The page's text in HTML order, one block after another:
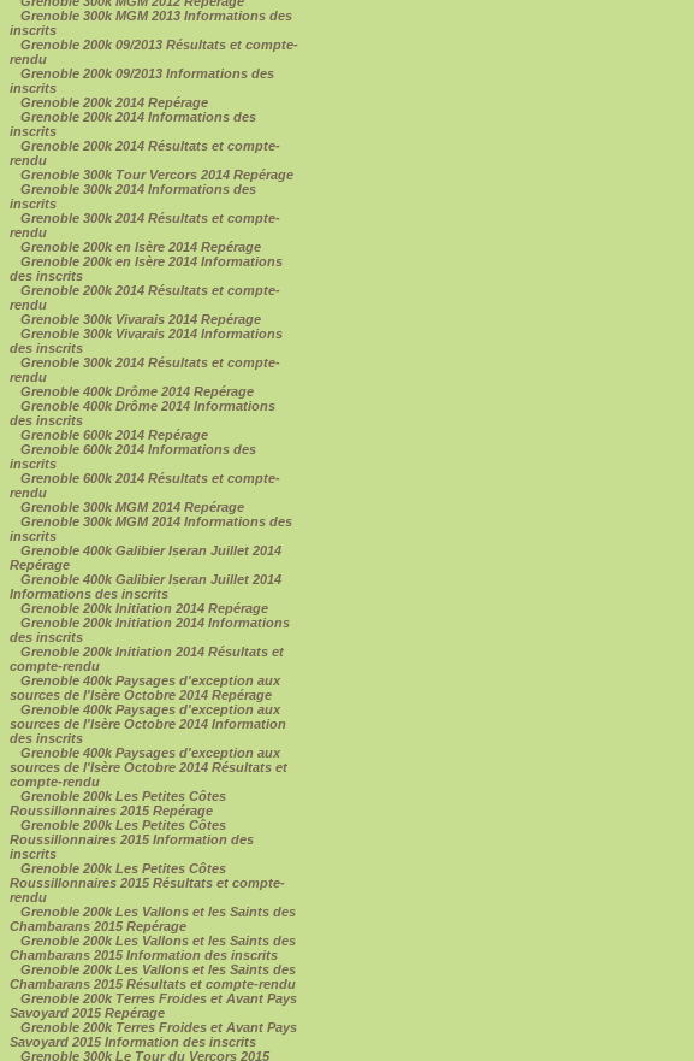
Grenoble 300k MGM 2013 Informations des
inscrits
Grenoble 200k 09/2013 Résultats et compte-
rendu
Grenoble 200k 09/2013 Informations des
inscrits
Grenoble 200k 2014 Repérage
Grenoble 200k 2014 Informations des
inscrits
Grenoble 200k 2014 Résultats et compte-
rendu
Grenoble 300k Tour Vercors 2014 Repérage
Grenoble 300k 2014 Informations des
inscrits
Grenoble 300k 2014 Résultats et compte-
rendu
Grenoble 200k en Isère 2014 Repérage
Grenoble 200k en Isère 2014 Informations
des inscrits
Grenoble 200k 2014 Résultats et compte-
rendu
Grenoble 300k Vivarais 2014 Repérage
Grenoble 300k Vivarais 2014 Informations
des inscrits
Grenoble 300k 2014 Résultats et compte-
rendu
Grenoble 400k Drôme 2014 Repérage
Grenoble 400k Drôme 2014 Informations
des inscrits
Grenoble 600k 2014 Repérage
Grenoble 600k 2014 Informations des
inscrits
Grenoble 600k 2014 Résultats et compte-
rendu
Grenoble 300k MGM 2014 Repérage
Grenoble 300k MGM 2014 Informations des
inscrits
Grenoble 400k Galibier Iseran Juillet 2014
Repérage
Grenoble 400k Galibier Iseran Juillet 2014
Informations des inscrits
Grenoble 200k Initiation 2014 Repérage
Grenoble 200k Initiation 2014 Informations
des inscrits
Grenoble 200k Initiation 2014 Résultats et
compte-rendu
Grenoble 400k Paysages d'exception aux
sources de l'Isère Octobre 2014 Repérage
Grenoble 400k Paysages d'exception aux
sources de l'Isère Octobre 2014 Information
des inscrits
Grenoble 400k Paysages d'exception aux
sources de l'Isère Octobre 2014 Résultats et
compte-rendu
Grenoble 200k Les Petites Côtes
Roussillonnaires 2015 Repérage
Grenoble 200k Les Petites Côtes
Roussillonnaires 2015 Information des
inscrits
Grenoble 200k Les Petites Côtes
Roussillonnaires 2015 Résultats et compte-
rendu
Grenoble 200k Les Vallons et les Saints des
Chambarans 2015 Repérage
Grenoble 200k Les Vallons et les Saints des
Chambarans 2015 Information des inscrits
Grenoble 200k Les Vallons et les Saints des
Chambarans 2015 Résultats et compte-rendu
Grenoble 200k Terres Froides et Avant Pays
Savoyard 2015 Repérage
Grenoble 200k Terres Froides et Avant Pays
Savoyard 2015 Information des inscrits
Grenoble 300k Le Tour du Vercors 2015